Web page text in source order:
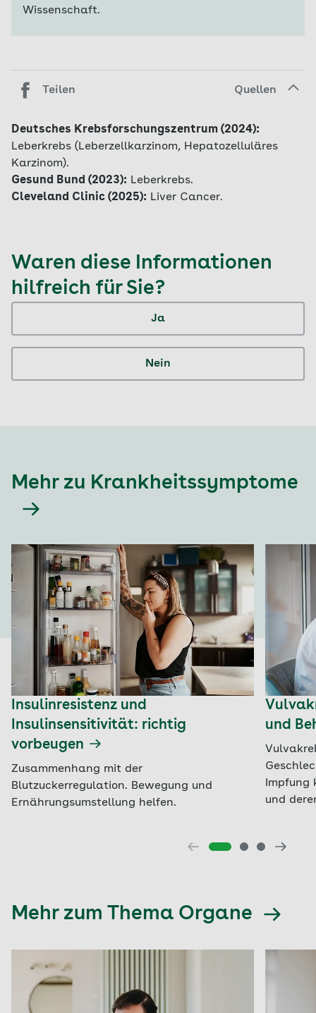
Wissenschaft.
Teilen Quellen
Deutsches Krebsforschungszentrum (2024):
Leberkrebs (Leberzellkarzinom, Hepatozelluläres
Karzinom).
Gesund Bund (2023): Leberkrebs.
Cleveland Clinic (2025): Liver Cancer.
Waren diese Informationen
hilfreich für Sie?
Ja
Nein
Mehr zu Krankheitssymptome
Insulinresistenz und
Insulinsensitivität: richtig
vorbeugen
Zusammenhang mit der
Blutzuckerregulation. Bewegung und
Ernährungsumstellung helfen.
und
Impfung
und
Mehr zum Thema Organe